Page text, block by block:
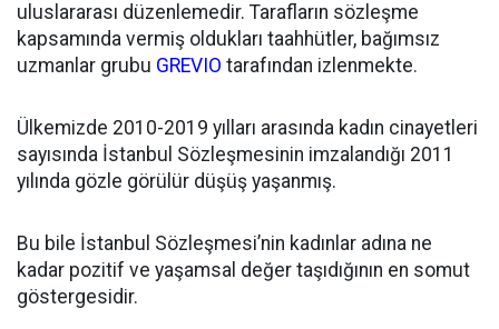
uluslararası düzenlemedir. Tarafların sözleşme
kapsamında vermiş oldukları taahhütler, bağımsız
uzmanlar grubu GREVIO tarafından izlenmekte.
Ülkemizde 2010-2019 yılları arasında kadın cinayetleri
sayısında İstanbul Sözleşmesinin imzalandığı 2011
yılında gözle görülür düşüş yaşanmış.
Bu bile İstanbul Sözleşmesi’nin kadınlar adına ne
kadar pozitif ve yaşamsal değer taşıdığının en somut
göstergesidir.